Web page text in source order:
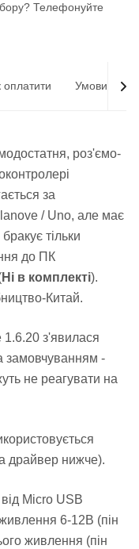
Телефонуйте
оплатити Умови
роз'ємо-
за
/ Uno, але має
тільки
до ПК
Ні в комплекті).
Китай.
з'явилася
замовчуванням -
не реагувати на
драйвер нижче).
Micro USB
6-12В (пін
живлення (пін